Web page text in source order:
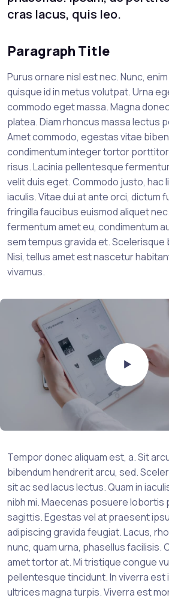
cras lacus, quis leo.
Paragraph Title
Purus ornare nisl est nec. Nunc,
quisque id in metus volutpat. Urna
commodo eget massa. Magna
platea. Diam rhoncus massa lectus
Amet commodo, egestas vitae
condimentum integer tortor
risus. Lacinia pellentesque
velit duis eget. Commodo justo, hac
iaculis. Vitae dui at ante orci, dictum
fringilla faucibus euismod aliquet
fermentum amet eu, condimentum
sem tempus gravida et. Scelerisque
Nisi, tellus amet est nascetur
vivamus.
Tempor donec aliquam est, a. Sit
bibendum hendrerit arcu, sed.
sit ac sed lacus lectus. Quam in
nibh mi. Maecenas posuere lobortis
sagittis. Egestas vel at praesent
adipiscing gravida feugiat. Lacus,
nunc, quam urna, phasellus facilisis.
amet tortor at. Mi tristique congue
pellentesque tincidunt. In viverra est
ultrices magna turpis. Viverra est